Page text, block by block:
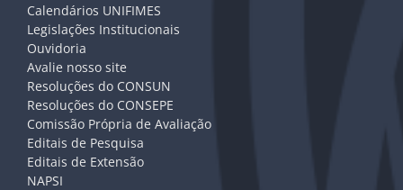
Calendários UNIFIMES
Legislações Institucionais
Ouvidoria
Avalie nosso site
Resoluções do CONSUN
Resoluções do CONSEPE
Comissão Própria de Avaliação
Editais de Pesquisa
Editais de Extensão
NAPSI